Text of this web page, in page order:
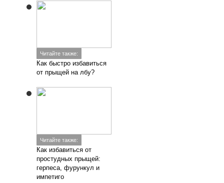
Читайте также:
Как быстро избавиться
от прыщей на лбу?
Читайте также:
Как избавиться от
простудных прыщей:
герпеса, фурункул и
импетиго